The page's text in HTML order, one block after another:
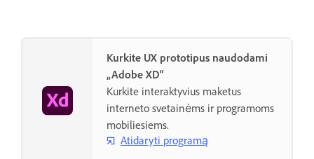
Kurkite UX prototipus naudodami
„Adobe XD“
Kurkite interaktyvius maketus
interneto svetainėms ir programoms
mobiliesiems.
Atidaryti programą